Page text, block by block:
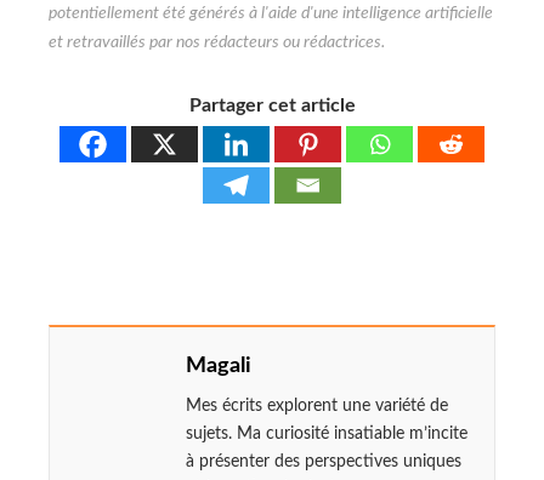
Partager cet article
Magali
Mes écrits explorent une variété de
sujets. Ma curiosité insatiable m’incite
à présenter des perspectives uniques